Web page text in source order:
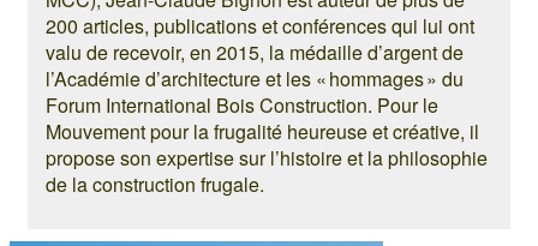
200 articles, publications et conférences qui lui ont
valu de recevoir, en 2015, la médaille d’argent de
l’Académie d’architecture et les « hommages » du
Forum International Bois Construction. Pour le
Mouvement pour la frugalité heureuse et créative, il
propose son expertise sur l’histoire et la philosophie
de la construction frugale.